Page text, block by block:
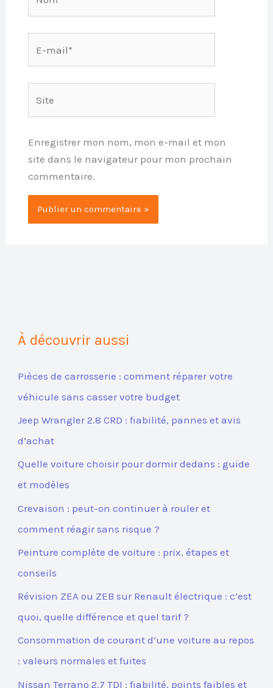
mail*
Enregistrer mon nom, mon e-mail et mon
site dans le navigateur pour mon prochain
commentaire.
À découvrir aussi
Pièces de carrosserie : comment réparer votre
véhicule sans casser votre budget
Jeep Wrangler 2.8 CRD : fiabilité, pannes et avis
d’achat
Quelle voiture choisir pour dormir dedans : guide
et modèles
Crevaison : peut-on continuer à rouler et
comment réagir sans risque ?
Peinture complète de voiture : prix, étapes et
conseils
Révision ZEA ou ZEB sur Renault électrique : c’est
quoi, quelle différence et quel tarif ?
Consommation de courant d’une voiture au repos
: valeurs normales et fuites
Nissan Terrano 2.7 TDI : fiabilité, points faibles et